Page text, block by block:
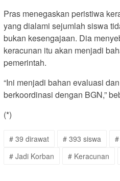
Pras menegaskan peristiwa
yang dialami sejumlah siswa
bukan kesengajaan. Dia
keracunan itu akan menjadi
pemerintah.
“Ini menjadi bahan evaluasi
berkoordinasi dengan BGN,”
(*)
# 39 dirawat # 393 siswa
# Jadi Korban
# Keracunan